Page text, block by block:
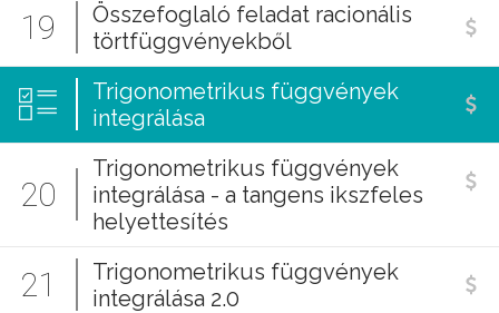
19
Összefoglaló feladat racionális
törtfüggvényekből
Trigonometrikus függvények
integrálása
20
Trigonometrikus függvények
integrálása - a tangens ikszfeles
helyettesítés
21
Trigonometrikus függvények
integrálása 2.0